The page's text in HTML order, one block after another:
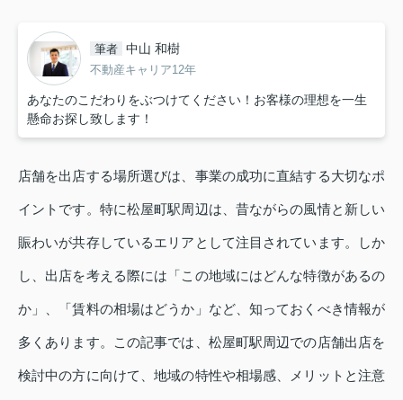
筆者 中山 和樹
不動産キャリア12年
あなたのこだわりをぶつけてください！お客様の理想を一生
懸命お探し致します！
店舗を出店する場所選びは、事業の成功に直結する大切なポ
イントです。特に松屋町駅周辺は、昔ながらの風情と新しい
賑わいが共存しているエリアとして注目されています。しか
し、出店を考える際には「この地域にはどんな特徴があるの
か」、「賃料の相場はどうか」など、知っておくべき情報が
多くあります。この記事では、松屋町駅周辺での店舗出店を
検討中の方に向けて、地域の特性や相場感、メリットと注意